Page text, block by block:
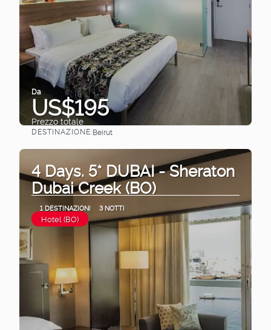
Da
US$195
Prezzo totale
DESTINAZIONE:Beirut
4 Days. 5* DUBAI - Sheraton
Dubai Creek (BO)
1 DESTINAZIONI 3 NOTTI
Hotel (BO)